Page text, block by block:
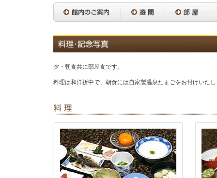
夕・朝食共に部屋食です。
料理は和洋折中で、朝食には自家製温泉たまごをお付けいた